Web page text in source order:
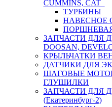
CUMMINS, CAT
ТУРБИНЫ
НАВЕСНОЕ
ЗАПЧАСТИ ДЛЯ
DOOSAN,
КРЫЛЬЧАТКИ
ДАТЧИКИ ДЛЯ
ШАГОВЫЕ
ГЛУШИЛКИ
ЗАПЧАСТИ ДЛЯ
(Екатеринбург-2)